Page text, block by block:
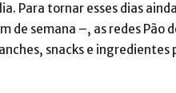
Para tornar esses dias
de semana –, as redes Pão
snacks e ingredientes